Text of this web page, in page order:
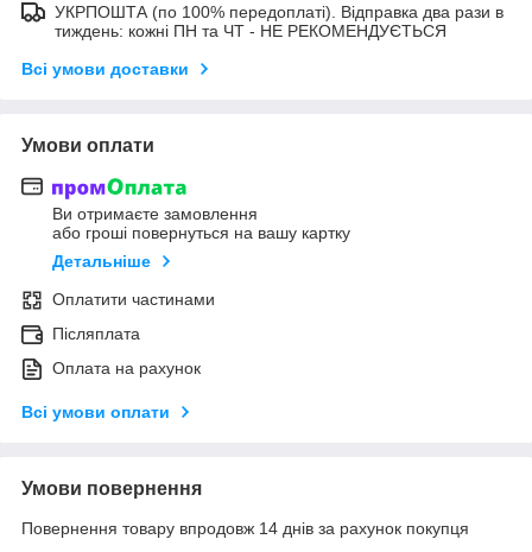
УКРПОШТА (по 100% передоплаті). Відправка два рази в
тиждень: кожні ПН та ЧТ - НЕ РЕКОМЕНДУЄТЬСЯ
Всі умови доставки
Умови оплати
Ви отримаєте замовлення
або гроші повернуться на вашу картку
Детальніше
Оплатити частинами
Післяплата
Оплата на рахунок
Всі умови оплати
Умови повернення
Повернення товару впродовж 14 днів за рахунок покупця